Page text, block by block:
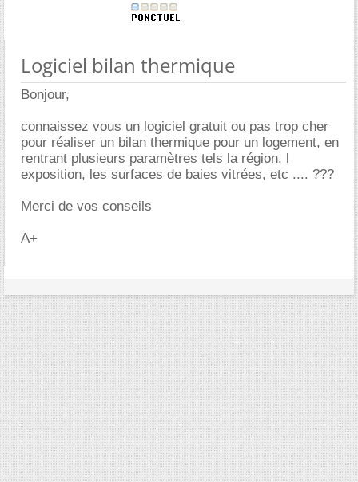
Logiciel bilan thermique
Bonjour,
connaissez vous un logiciel gratuit ou pas trop cher
pour réaliser un bilan thermique pour un logement, en
rentrant plusieurs paramètres tels la région, l
exposition, les surfaces de baies vitrées, etc .... ???
Merci de vos conseils
A+